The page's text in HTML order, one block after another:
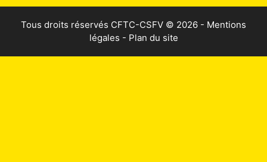
Tous droits réservés CFTC-CSFV © 2026 - Mentions
légales - Plan du site